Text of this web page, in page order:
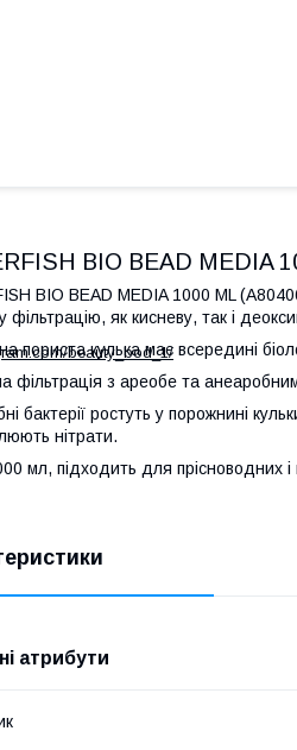
BIO BEAD MEDIA
BIO BEAD MEDIA 1000 ML
фільтрацію, як кисневу, так і
пориста кулька має всередині
фільтрація з ареобе та
бактерії ростуть у порожнині
нітрати.
мл, підходить для прісноводних і
атрибути
beauty_bod_1/